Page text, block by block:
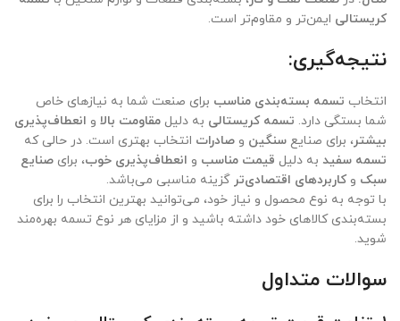
کریستالی ایمن‌تر و مقاوم‌تر است.
نتیجه‌گیری:
انتخاب تسمه بسته‌بندی مناسب برای صنعت شما به نیازهای خاص
شما بستگی دارد. تسمه کریستالی به دلیل مقاومت بالا و انعطاف‌پذیری
بیشتر، برای صنایع سنگین و صادرات انتخاب بهتری است. در حالی که
تسمه سفید به دلیل قیمت مناسب و انعطاف‌پذیری خوب، برای صنایع
سبک وکاربردهای اقتصادی‌تر گزینه مناسبی می‌باشد.
با توجه به نوع محصول و نیاز خود، می‌توانید بهترین انتخاب را برای
بسته‌بندی کالاهای خود داشته باشید و از مزایای هر نوع تسمه بهره‌مند
شوید.
سوالات متداول